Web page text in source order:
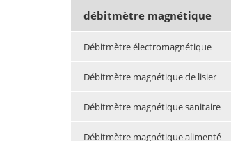
débitmètre magnétique
Débitmètre électromagnétique
Débitmètre magnétique de lisier
Débitmètre magnétique sanitaire
Débitmètre magnétique alimenté